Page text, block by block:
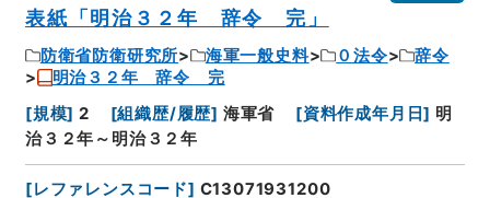
表紙「明治３２年 辞令 完」
防衛省防衛研究所 海軍一般史料 ０法令
辞令
明治３２年 辞令 完
[規模] 2 [組織歴/履歴] 海軍省 [資料作成年月日] 明
治３２年～明治３２年
[レファレンスコード] C13071931200